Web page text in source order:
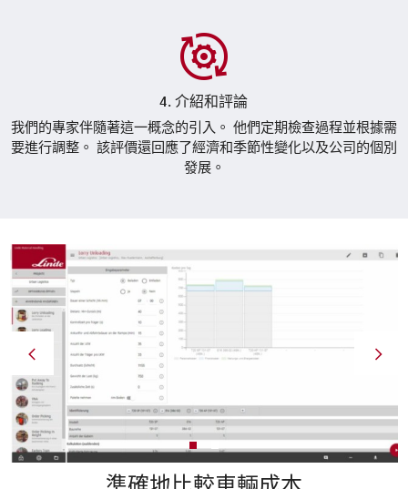
4. 介紹和評論
我們的專家伴隨著這一概念的引入。 他們定期檢查過程並根據需
要進行調整。 該評價還回應了經濟和季節性變化以及公司的個別
發展。